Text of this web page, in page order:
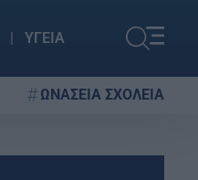
ΥΓΕΙΑ
ΩΝΑΣΕΙΑ ΣΧΟΛΕΙΑ